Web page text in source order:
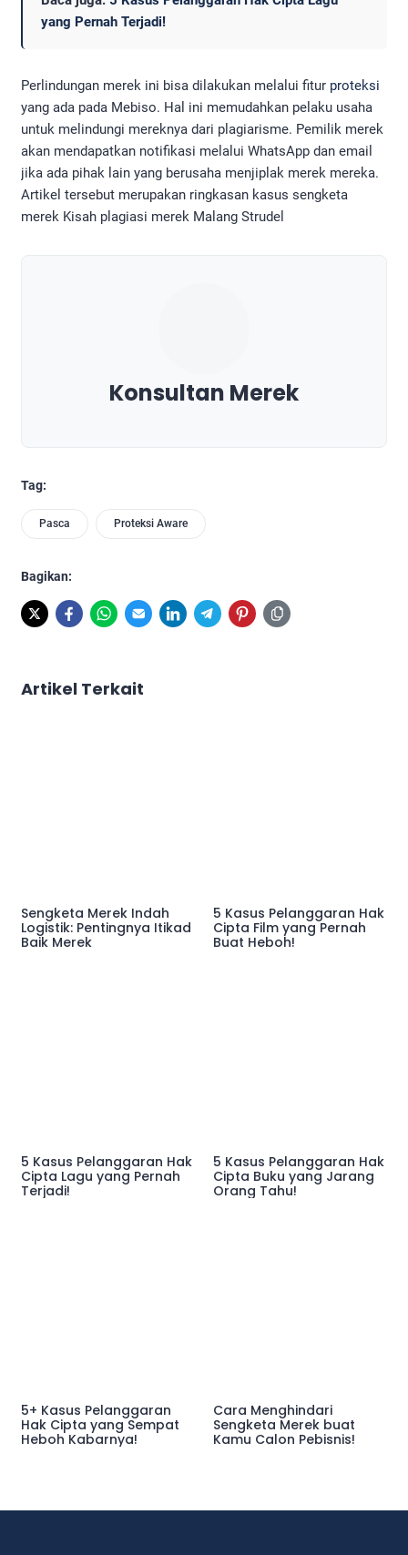
yang Pernah Terjadi!
Perlindungan merek ini bisa dilakukan melalui fitur proteksi
yang ada pada Mebiso. Hal ini memudahkan pelaku usaha
untuk melindungi mereknya dari plagiarisme. Pemilik merek
akan mendapatkan notifikasi melalui WhatsApp dan email
jika ada pihak lain yang berusaha menjiplak merek mereka.
Artikel tersebut merupakan ringkasan kasus sengketa
merek Kisah plagiasi merek Malang Strudel
Konsultan Merek
Tag:
Pasca Proteksi Aware
Bagikan:
Artikel Terkait
Sengketa Merek Indah
Logistik: Pentingnya Itikad
Baik Merek
5 Kasus Pelanggaran Hak
Cipta Film yang Pernah
Buat Heboh!
5 Kasus Pelanggaran Hak
Cipta Lagu yang Pernah
Terjadi!
5 Kasus Pelanggaran Hak
Cipta Buku yang Jarang
Orang Tahu!
5+ Kasus Pelanggaran
Hak Cipta yang Sempat
Heboh Kabarnya!
Cara Menghindari
Sengketa Merek buat
Kamu Calon Pebisnis!